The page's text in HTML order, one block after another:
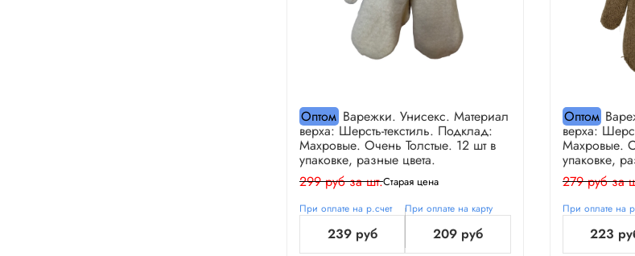
ОптомВарежки. Унисекс. Материал
верха: Шерсть-текстиль. Подклад:
Махровые. Очень Толстые. 12 шт в
упаковке, разные цвета.
299 руб за шт.Старая цена
При оплате на р.счет
239 руб
При оплате на карту
209 руб
Оптом
верха:
Махровые.
упаковке,
279 руб за
При оплате на
223